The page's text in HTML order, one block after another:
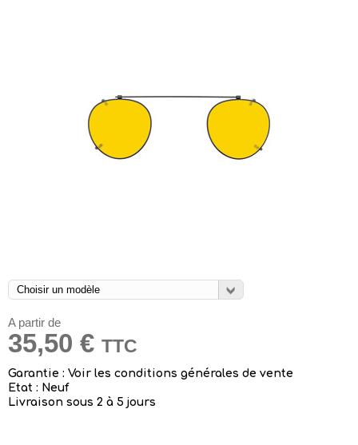
A partir de
35,50 € TTC
Garantie : Voir les conditions générales de vente
Etat : Neuf
Livraison sous 2 à 5 jours